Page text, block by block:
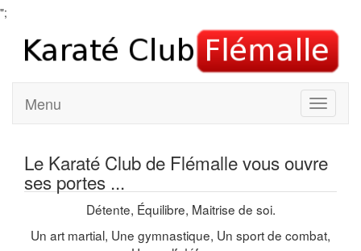
";
Menu
Le Karaté Club de Flémalle vous ouvre
ses portes ...
Détente, Équilibre, Maitrise de soi.
Un art martial, Une gymnastique, Un sport de combat,